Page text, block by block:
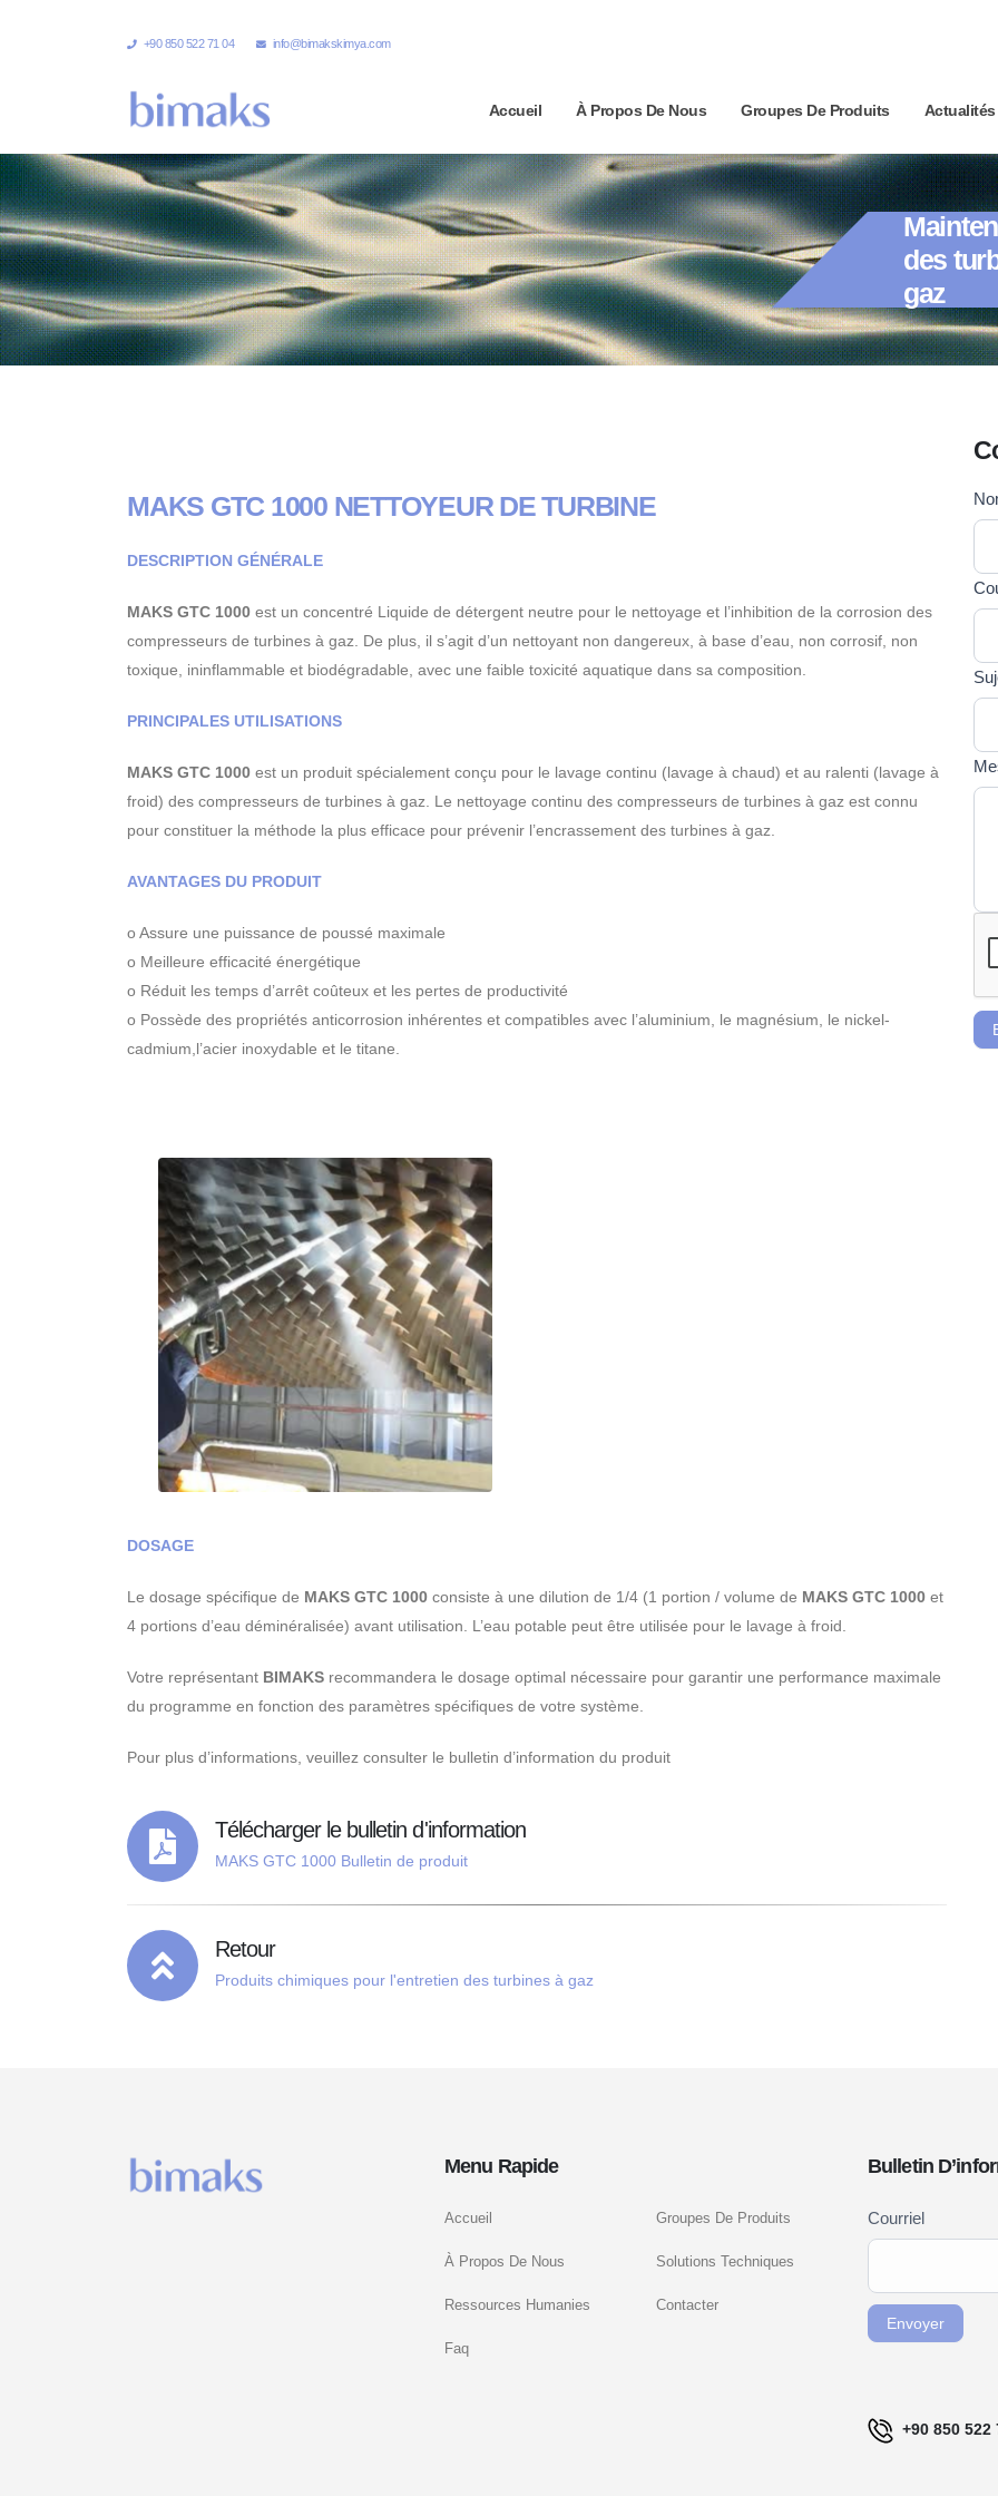
+90 850 522 71 04 info@bimakskimya.com
Accueil À Propos De Nous Groupes De Produits Actualités
des
gaz
MAKS GTC 1000 NETTOYEUR DE TURBINE
DESCRIPTION GÉNÉRALE
MAKS GTC 1000 est un concentré Liquide de détergent neutre pour le nettoyage et l’inhibition de la corrosion des
compresseurs de turbines à gaz. De plus, il s’agit d’un nettoyant non dangereux, à base d’eau, non corrosif, non
toxique, ininflammable et biodégradable, avec une faible toxicité aquatique dans sa composition.
PRINCIPALES UTILISATIONS
MAKS GTC 1000 est un produit spécialement conçu pour le lavage continu (lavage à chaud) et au ralenti (lavage à
froid) des compresseurs de turbines à gaz. Le nettoyage continu des compresseurs de turbines à gaz est connu
pour constituer la méthode la plus efficace pour prévenir l’encrassement des turbines à gaz.
AVANTAGES DU PRODUIT
o Assure une puissance de poussé maximale
o Meilleure efficacité énergétique
o Réduit les temps d’arrêt coûteux et les pertes de productivité
o Possède des propriétés anticorrosion inhérentes et compatibles avec l’aluminium, le magnésium, le nickel-
cadmium,l’acier inoxydable et le titane.
DOSAGE
Le dosage spécifique de MAKS GTC 1000 consiste à une dilution de 1/4 (1 portion / volume de MAKS GTC 1000 et
4 portions d’eau déminéralisée) avant utilisation. L’eau potable peut être utilisée pour le lavage à froid.
Votre représentant BIMAKS recommandera le dosage optimal nécessaire pour garantir une performance maximale
du programme en fonction des paramètres spécifiques de votre système.
Pour plus d’informations, veuillez consulter le bulletin d’information du produit
Télécharger le bulletin d'information
MAKS GTC 1000 Bulletin de produit
Retour
Produits chimiques pour l'entretien des turbines à gaz
Si
ne
Menu Rapide
Accueil
À Propos De Nous
Ressources Humanies
Faq
Groupes De Produits
Solutions Techniques
Contacter
Bulletin
Newsletter
Signup
Courriel
Envoyer
Si vous
êtes un
ne
remplissez
+90 850 522